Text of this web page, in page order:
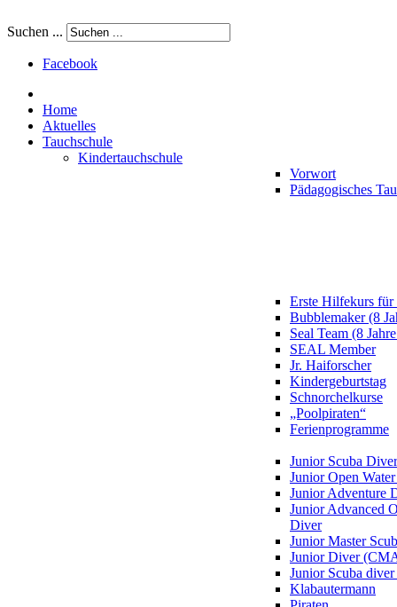
Suchen ...
Facebook
Home
Aktuelles
Tauchschule
Kindertauchschule
Vorwort
Pädagogisches
Erste Hilfekurs
Bubblemaker (8
Seal Team (8
SEAL Member
Jr. Haiforscher
Kindergeburtstag
Schnorchelkurse
„Poolpiraten“
Ferienprogramme
Junior Scuba Diver
Junior Open
Junior Adventure
Junior Advanced
Diver
Junior Master
Junior Diver
Junior Scuba
Klabautermann